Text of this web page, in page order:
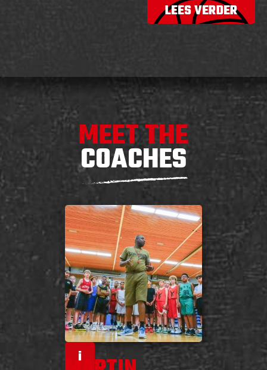
LEES VERDER
MEET THE
COACHES
i